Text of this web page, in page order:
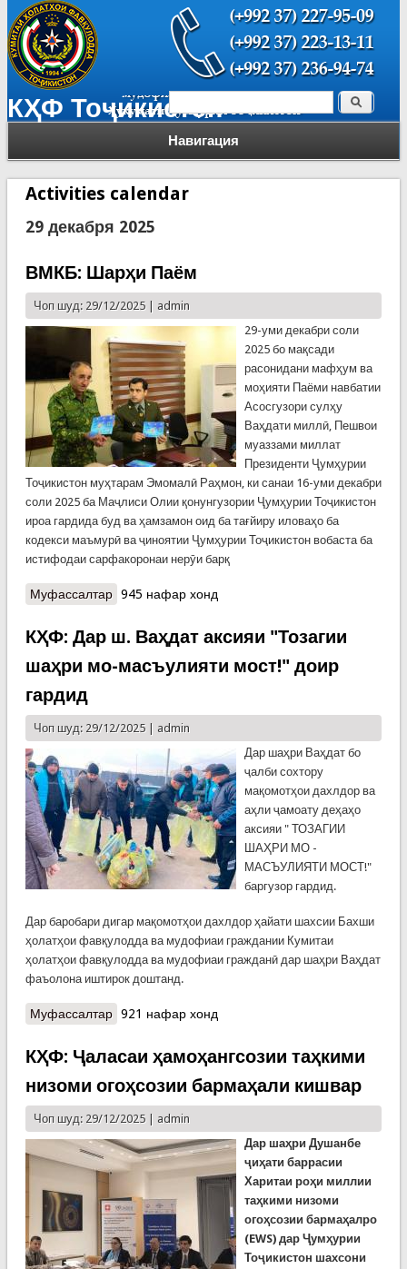
КҲФ Тоҷикистон
Навигация
Форма поиска Поиск
Activities calendar
29 декабря 2025
ВМКБ: Шарҳи Паём
Чоп шуд: 29/12/2025 | admin
29-уми декабри соли
2025 бо мақсади
расонидани мафҳум ва
моҳияти Паёми навбатии
Асосгузори сулҳу
Ваҳдати миллӣ, Пешвои
муаззами миллат
Президенти Ҷумҳурии
Тоҷикистон муҳтарам Эмомалӣ Раҳмон, ки санаи 16-уми декабри
соли 2025 ба Маҷлиси Олии қонунгузории Ҷумҳурии Тоҷикистон
ироа гардида буд ва ҳамзамон оид ба тағйиру иловаҳо ба
кодекси маъмурӣ ва ҷиноятии Ҷумҳурии Тоҷикистон вобаста ба
истифодаи сарфакоронаи нерӯи барқ
Муфассалтаро ВМКБ: Шарҳи Паём
945 нафар хонд
КҲФ: Дар ш. Ваҳдат аксияи "Тозагии
шаҳри мо-масъулияти мост!" доир
гардид
Чоп шуд: 29/12/2025 | admin
Дар шаҳри Ваҳдат бо
ҷалби сохтору
мақомотҳои дахлдор ва
аҳли ҷамоату деҳаҳо
аксияи " ТОЗАГИИ
ШАҲРИ МО -
МАСЪУЛИЯТИ МОСТ!"
баргузор гардид.
Дар баробари дигар мақомотҳои дахлдор ҳайати шахсии Бахши
ҳолатҳои фавқулодда ва мудофиаи граждании Кумитаи
ҳолатҳои фавқулодда ва мудофиаи гражданӣ дар шаҳри Ваҳдат
фаъолона иштирок доштанд.
Муфассалтаро КҲФ: Дар ш. Ваҳдат аксияи "Тозагии шаҳри
921 нафар хонд
КҲФ: Ҷаласаи ҳамоҳангсозии таҳкими
низоми огоҳсозии бармаҳали кишвар
Чоп шуд: 29/12/2025 | admin
Дар шаҳри Душанбе
ҷиҳати баррасии
Харитаи роҳи миллии
таҳкими низоми
огоҳсозии бармаҳалро
(EWS) дар Ҷумҳурии
Тоҷикистон шахсони